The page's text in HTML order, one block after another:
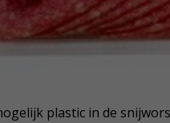
plastic in de